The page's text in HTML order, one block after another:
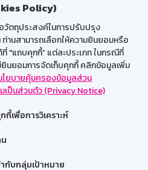
Policy)
วัตถุประสงค์ในการปรับปรุง
านสามารถเลือกให้ความยินยอมหรือ
"แถบคุกกี้” แต่ละประเภท ในกรณีที่
ยินยอมการจัดเก็บคุกกี้ คลิกข้อมูลเพิ่ม
โยบายคุ้มครองข้อมูลส่วน
เป็นส่วนตัว (Privacy Notice)
กี้เพื่อการวิเคราะห์
กับกลุ่มเป้าหมาย
Society:
พนักงาน
M-Search
ะบบเน็ตเมล
ดีบนเว็บบราวเซอร์